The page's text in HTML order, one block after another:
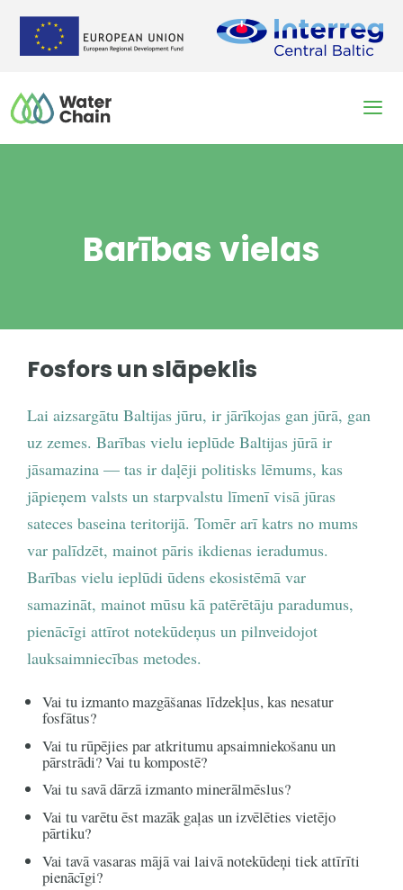
content
Barības vielas
Fosfors un slāpeklis
Lai aizsargātu Baltijas jūru, ir jārīkojas gan jūrā, gan
uz zemes. Barības vielu ieplūde Baltijas jūrā ir
jāsamazina — tas ir daļēji politisks lēmums, kas
jāpieņem valsts un starpvalstu līmenī visā jūras
sateces baseina teritorijā. Tomēr arī katrs no mums
var palīdzēt, mainot pāris ikdienas ieradumus.
Barības vielu ieplūdi ūdens ekosistēmā var
samazināt, mainot mūsu kā patērētāju paradumus,
pienācīgi attīrot notekūdeņus un pilnveidojot
lauksaimniecības metodes.
Vai tu izmanto mazgāšanas līdzekļus, kas nesatur
fosfātus?
Vai tu rūpējies par atkritumu apsaimniekošanu un
pārstrādi? Vai tu kompostē?
Vai tu savā dārzā izmanto minerālmēslus?
Vai tu varētu ēst mazāk gaļas un izvēlēties vietējo
pārtiku?
Vai tavā vasaras mājā vai laivā notekūdeņi tiek attīrīti
pienācīgi?